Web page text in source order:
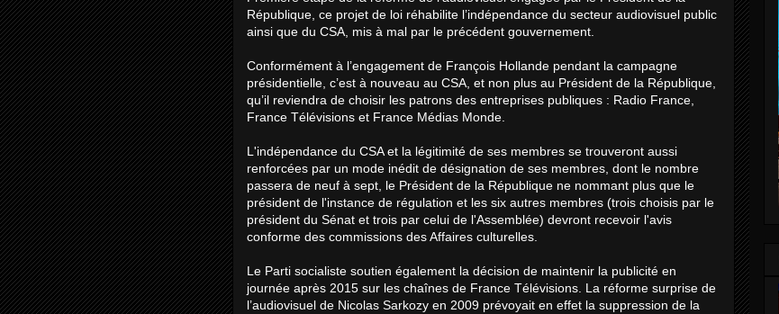
République, ce projet de loi réhabilite l’indépendance du secteur audiovisuel public
ainsi que du CSA, mis à mal par le précédent gouvernement.
Conformément à l’engagement de François Hollande pendant la campagne
présidentielle, c’est à nouveau au CSA, et non plus au Président de la République,
qu’il reviendra de choisir les patrons des entreprises publiques : Radio France,
France Télévisions et France Médias Monde.
L'indépendance du CSA et la légitimité de ses membres se trouveront aussi
renforcées par un mode inédit de désignation de ses membres, dont le nombre
passera de neuf à sept, le Président de la République ne nommant plus que le
président de l'instance de régulation et les six autres membres (trois choisis par le
président du Sénat et trois par celui de l'Assemblée) devront recevoir l'avis
conforme des commissions des Affaires culturelles.
Le Parti socialiste soutien également la décision de maintenir la publicité en
journée après 2015 sur les chaînes de France Télévisions. La réforme surprise de
l’audiovisuel de Nicolas Sarkozy en 2009 prévoyait en effet la suppression de la